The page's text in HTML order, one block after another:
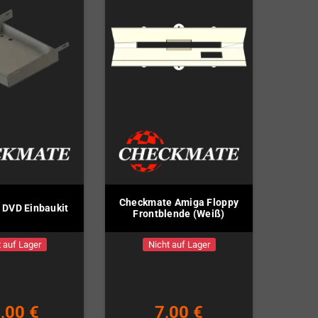
DVD Einbaukit
auf Lager
€
Checkmate Amiga Floppy
Frontblende (Weiß)
Nicht auf Lager
7,00 €